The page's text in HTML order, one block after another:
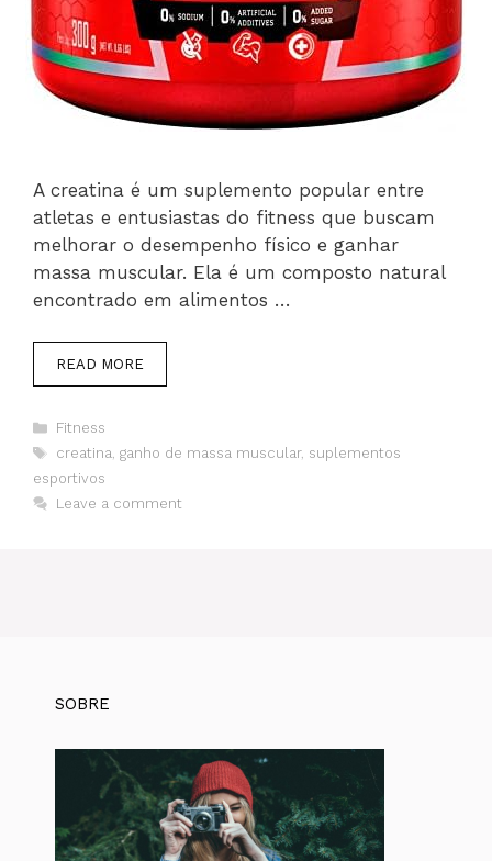
A creatina é um suplemento popular entre
atletas e entusiastas do fitness que buscam
melhorar o desempenho físico e ganhar
massa muscular. Ela é um composto natural
encontrado em alimentos …
READ MORE
Categories
Fitness
Tags
creatina, ganho de massa muscular, suplementos
esportivos
Leave a comment
SOBRE